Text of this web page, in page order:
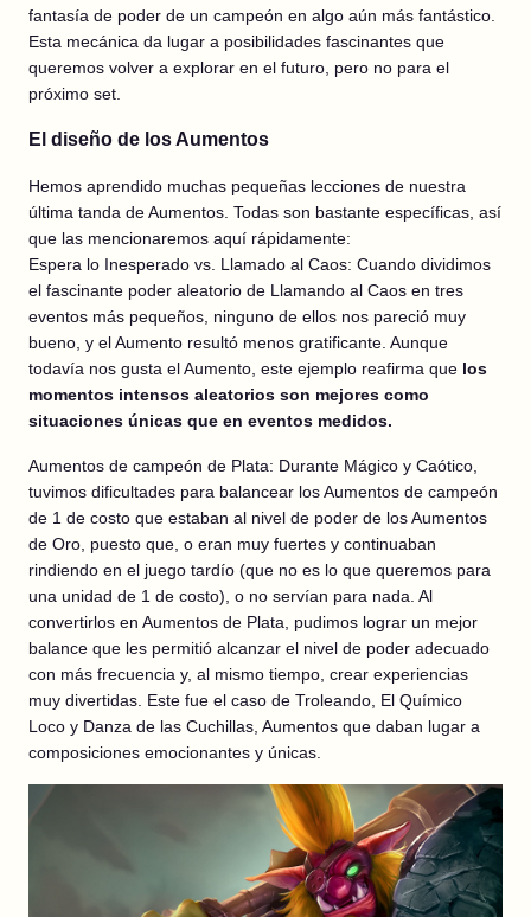
fantasía de poder de un campeón en algo aún más fantástico.
Esta mecánica da lugar a posibilidades fascinantes que
queremos volver a explorar en el futuro, pero no para el
próximo set.
El diseño de los Aumentos
Hemos aprendido muchas pequeñas lecciones de nuestra
última tanda de Aumentos. Todas son bastante específicas, así
que las mencionaremos aquí rápidamente:
Espera lo Inesperado vs. Llamado al Caos: Cuando dividimos
el fascinante poder aleatorio de Llamando al Caos en tres
eventos más pequeños, ninguno de ellos nos pareció muy
bueno, y el Aumento resultó menos gratificante. Aunque
todavía nos gusta el Aumento, este ejemplo reafirma que los
momentos intensos aleatorios son mejores como
situaciones únicas que en eventos medidos.
Aumentos de campeón de Plata: Durante Mágico y Caótico,
tuvimos dificultades para balancear los Aumentos de campeón
de 1 de costo que estaban al nivel de poder de los Aumentos
de Oro, puesto que, o eran muy fuertes y continuaban
rindiendo en el juego tardío (que no es lo que queremos para
una unidad de 1 de costo), o no servían para nada. Al
convertirlos en Aumentos de Plata, pudimos lograr un mejor
balance que les permitió alcanzar el nivel de poder adecuado
con más frecuencia y, al mismo tiempo, crear experiencias
muy divertidas. Este fue el caso de Troleando, El Químico
Loco y Danza de las Cuchillas, Aumentos que daban lugar a
composiciones emocionantes y únicas.